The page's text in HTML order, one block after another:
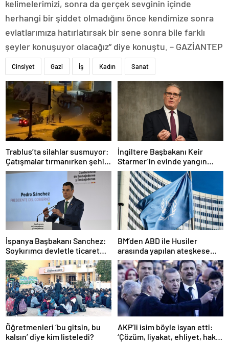
kelimelerimizi, sonra da gerçek sevginin içinde
herhangi bir şiddet olmadığını önce kendimize sonra
evlatlarımıza hatırlatırsak bir sene sonra bile farklı
şeyler konuşuyor olacağız” diye konuştu. – GAZİANTEP
Cinsiyet Gazi İş Kadın Sanat
Trablus’ta silahlar susmuyor:
Çatışmalar tırmanırken şehir
alarmda
İngiltere Başbakanı Keir
Starmer’in evinde yangın
çıktı
İspanya Başbakanı Sanchez:
Soykırımcı devletle ticaret
yapmayız
BM’den ABD ile Husiler
arasında yapılan ateşkese
ilişkin değerlendirme
Öğretmenleri ‘bu gitsin, bu
kalsın’ diye kim listeledi?
AKP’li isim böyle isyan etti:
‘Çözüm, liyakat, ehliyet, hak,